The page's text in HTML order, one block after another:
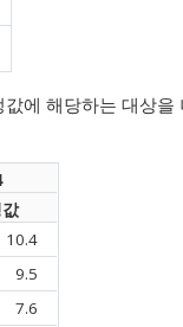
에 해당하는 대상을
10.4
9.5
7.6